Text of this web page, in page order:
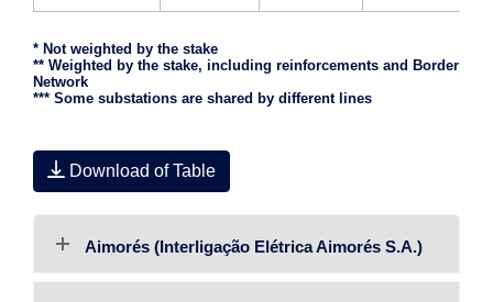
* Not weighted by the stake
** Weighted by the stake, including reinforcements and Border
Network
*** Some substations are shared by different lines
Download of Table
Aimorés (Interligação Elétrica Aimorés S.A.)